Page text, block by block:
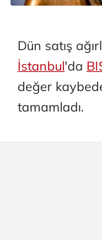
Dün satış
İstanbul'da
değer
tamamladı.